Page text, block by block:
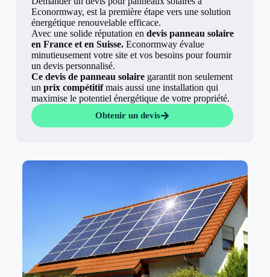
Econormway, est la première étape vers une solution
énergétique renouvelable efficace.
Avec une solide réputation en devis panneau solaire
en France et en Suisse.Econormway évalue
minutieusement votre site et vos besoins pour fournir
un devis personnalisé.
Ce devis de panneau solairegarantit non seulement
un prix compétitifmais aussi une installation qui
maximise le potentiel énergétique de votre propriété.
Obtenir un devis